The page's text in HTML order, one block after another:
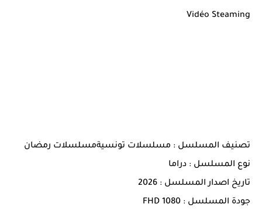
Vidéo Steaming
تصنيف المسلسل : مسلسلات تونسيةمسلسلات رمضان
نوع المسلسل : دراما
تاريخ اصدار المسلسل : 2026
جودة المسلسل : 1080 FHD